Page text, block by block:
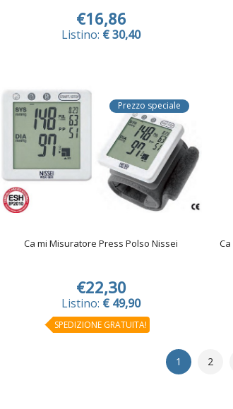
€16,86
Listino: € 30,40
Prezzo speciale
Ca mi Misuratore Press Polso Nissei
€22,30
Listino: € 49,90
SPEDIZIONE GRATUITA!
1 2